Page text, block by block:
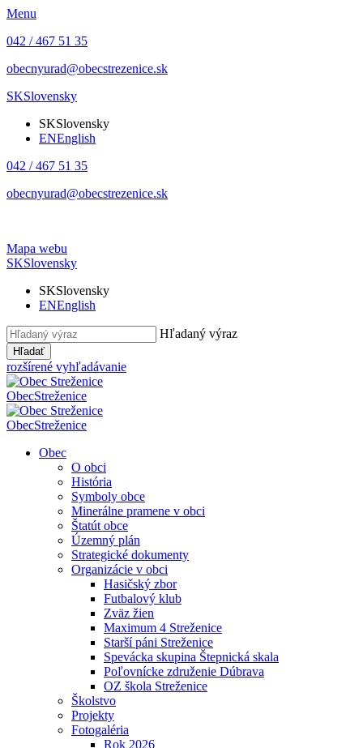
Menu
042 / 467 51 35
obecnyurad@obecstrezenice.sk
SKSlovensky
SKSlovensky
ENEnglish
042 / 467 51 35
obecnyurad@obecstrezenice.sk
Mapa webu
SKSlovensky
SKSlovensky
ENEnglish
Hľadaný výraz
Hľadať
rozšírené vyhľadávanie
ObecStreženice
ObecStreženice
Obec
O obci
História
Symboly obce
Minerálne pramene v obci
Štatút obce
Územný plán
Strategické dokumenty
Organizácie v obci
Hasičský zbor
Futbalový klub
Zväz žien
Maximum 4 Streženice
Starší páni Streženice
Spevácka skupina Štepnická skala
Poľovnícke združenie Dúbrava
OZ škola Streženice
Školstvo
Projekty
Fotogaléria
Rok 2026